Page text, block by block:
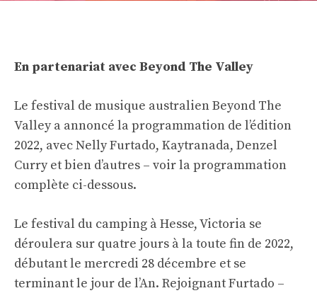
En partenariat avec Beyond The Valley
Le festival de musique australien Beyond The
Valley a annoncé la programmation de l’édition
2022, avec Nelly Furtado, Kaytranada, Denzel
Curry et bien d’autres – voir la programmation
complète ci-dessous.
Le festival du camping à Hesse, Victoria se
déroulera sur quatre jours à la toute fin de 2022,
débutant le mercredi 28 décembre et se
terminant le jour de l’An. Rejoignant Furtado –